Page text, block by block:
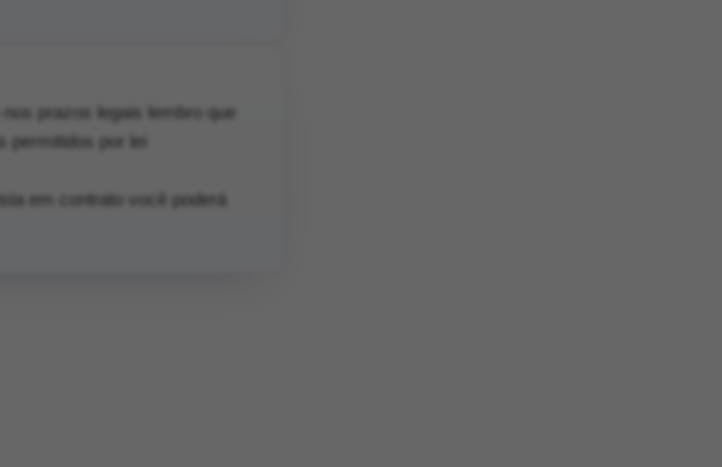
prazos legais lembro que
permitidos por lei
em contrato você poderá